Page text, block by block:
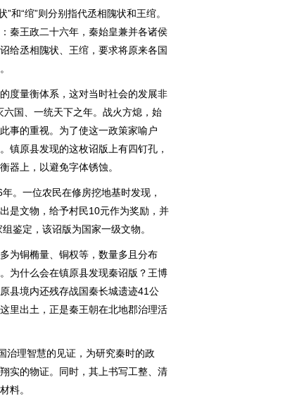
“绾”则分别指代丞相隗状和王绾。
秦王政二十六年，秦始皇兼并各诸侯
给丞相隗状、王绾，要求将原来各国
量衡体系，这对当时社会的发展非
六国、一统天下之年。战火方熄，始
事的重视。为了使这一政策家喻户
镇原县发现的这枚诏版上有四钉孔，
器上，以避免字体锈蚀。
一位农民在修房挖地基时发现，
是文物，给予村民10元作为奖励，并
鉴定，该诏版为国家一级文物。
铜椭量、铜权等，数量多且分布
为什么会在镇原县发现秦诏版？王博
县境内还残存战国秦长城遗迹41公
里出土，正是秦王朝在北地郡治理活
理智慧的见证，为研究秦时的政
实的物证。同时，其上书写工整、清
料。